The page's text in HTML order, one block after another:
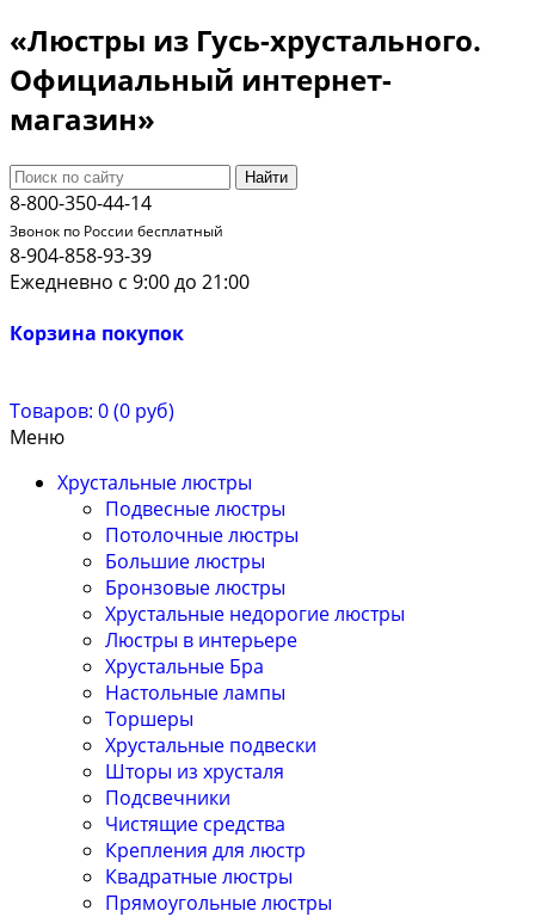
«Люстры из Гусь-хрустального.
Официальный интернет-
магазин»
Найти
8-800-350-44-14
Звонок по России бесплатный
8-904-858-93-39
Ежедневно с 9:00 до 21:00
Корзина покупок
Товаров: 0 (0 руб)
Меню
Хрустальные люстры
Подвесные люстры
Потолочные люстры
Большие люстры
Бронзовые люстры
Хрустальные недорогие люстры
Люстры в интерьере
Хрустальные Бра
Настольные лампы
Торшеры
Хрустальные подвески
Шторы из хрусталя
Подсвечники
Чистящие средства
Крепления для люстр
Квадратные люстры
Прямоугольные люстры